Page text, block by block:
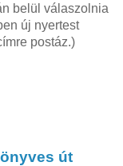
belül válaszolnia
új nyertest
postáz.)
út